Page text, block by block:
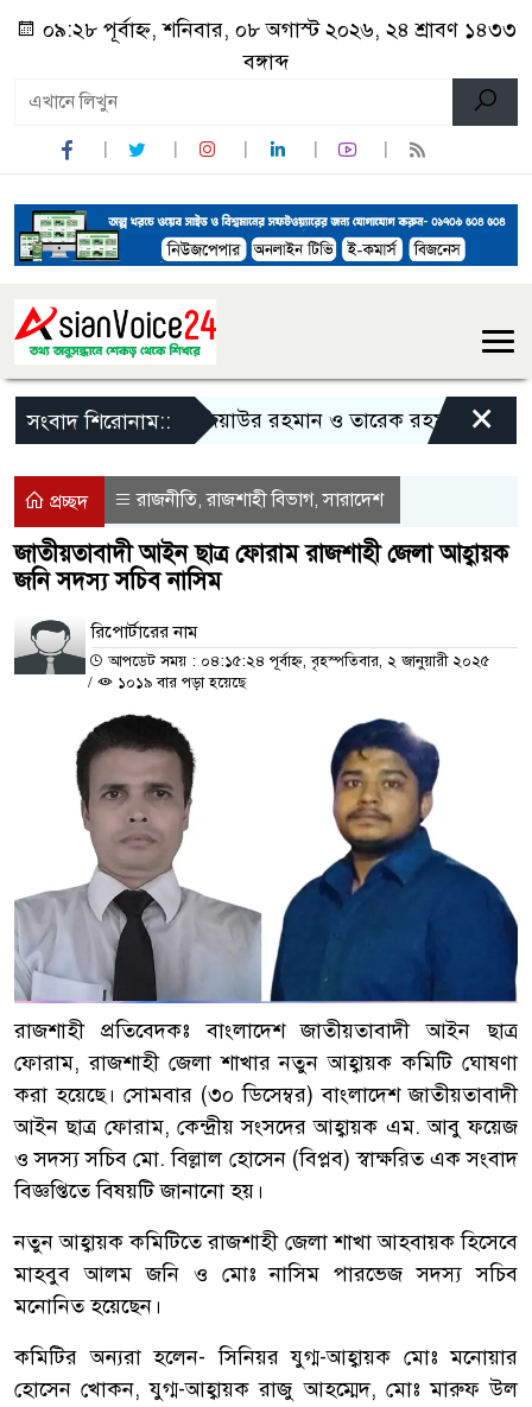
০৯:২৮ পূর্বাহ্ন, শনিবার, ০৮ অগাস্ট ২০২৬, ২৪ শ্রাবণ ১৪৩৩
বঙ্গাব্দ
সংবাদ শিরোনাম::জিয়াউর রহমান ও তারেক রহমানকে নিয়ে
×
প্রচ্ছদ রাজনীতি,রাজশাহী বিভাগ,সারাদেশ
জাতীয়তাবাদী আইন ছাত্র ফোরাম রাজশাহী জেলা আহ্বায়ক
জনি সদস্য সচিব নাসিম
রিপোর্টারের নাম
আপডেট সময় : ০৪:১৫:২৪ পূর্বাহ্ন, বৃহস্পতিবার, ২ জানুয়ারী ২০২৫
/
১০১৯ বার পড়া হয়েছে
রাজশাহী প্রতিবেদকঃ বাংলাদেশ জাতীয়তাবাদী আইন ছাত্র
ফোরাম, রাজশাহী জেলা শাখার নতুন আহ্বায়ক কমিটি ঘোষণা
করা হয়েছে। সোমবার (৩০ ডিসেম্বর) বাংলাদেশ জাতীয়তাবাদী
আইন ছাত্র ফোরাম, কেন্দ্রীয় সংসদের আহ্বায়ক এম. আবু ফয়েজ
ও সদস্য সচিব মো. বিল্লাল হোসেন (বিপ্লব) স্বাক্ষরিত এক সংবাদ
বিজ্ঞপ্তিতে বিষয়টি জানানো হয়।
নতুন আহ্বায়ক কমিটিতে রাজশাহী জেলা শাখা আহবায়ক হিসেবে
মাহবুব আলম জনি ও মোঃ নাসিম পারভেজ সদস্য সচিব
মনোনিত হয়েছেন।
কমিটির অন্যরা হলেন- সিনিয়র যুগ্ম-আহ্বায়ক মোঃ মনোয়ার
হোসেন খোকন, যুগ্ম-আহ্বায়ক রাজু আহম্মেদ, মোঃ মারুফ উল